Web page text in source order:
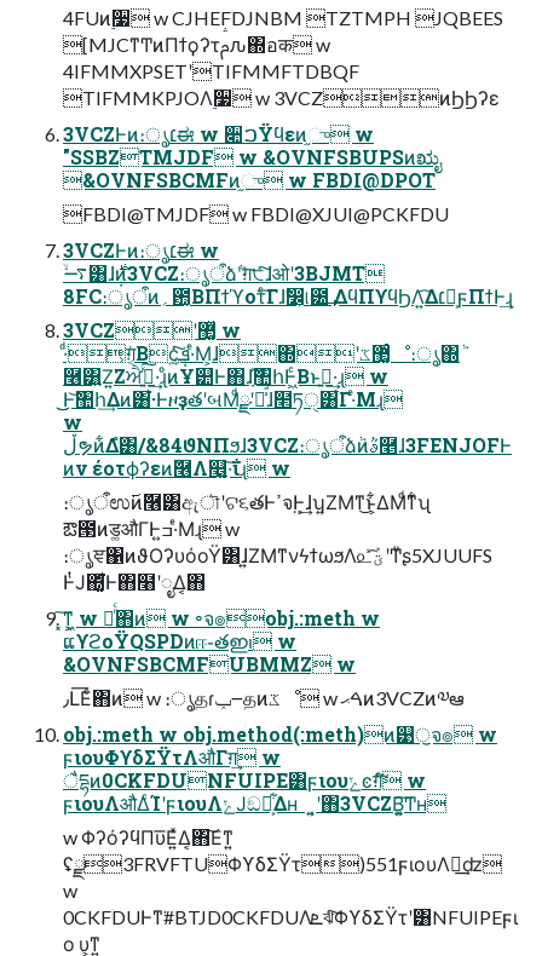
4FUͷ࣮૷ w CJHEFDJNBM TZTMPH JQBEES
[MJCͳͲͷΠϯϙʔτࢧԉ΍อक w
4IFMMXPSETʹTIFMMFTDBQF
TIFMMKPJOΛ࣮૷ w 3VCZͷϦϦʔε
3VCZͰͷ։ൃ׆ಈ w ૊ࠐΫϥεͷ֦ு w
"SSBZTMJDF w &OVNFSBUPSͷಋೖ
&OVNFSBCMFͷ֦ு w FBDI@DPOT
FBDI@TMJDF w FBDI@XJUI@PCKFDU
3VCZͰͷ։ൃ׆ಈ w
࠷ۙ͸ɺ݄࣍ͷ3VCZ։ൃऀձٞʹग़੮ͯ͠ɺओʹ3BJMT
8FC։ൃऀͷ؍఺͔ΒΠϯϓοτͨ͠Γɺࣗ෼͕୲౰͢ ΔϥΠϒϥϦΛ͍͡Δ׆ಈ͕ϝΠϯͰ͢ɻ
3VCZʹ޲͚ͯ w
·ͩ͕ग़͔ͯΒϲ݄͔͠ܦ͍ͬͯ·ͤΜ͕ɺ΍ʹ޲͚ͨػೳ։ൃ΍ٞ
࿦͸͍Ζ͍Ζਐߦ͍ͯ͠·͢ɻͦͷҰ୺Ͱ΋ɺָ͘͠͝঺հͰ͖ͨΒͱࢥ͍·͢ɻ w
͜͜Ͱ͝঺հ͢Δͷ͸͋͘·ͰዞҙతʹબΜͩྫʹա͗ͣɺ໢ཏੑ͸͋Γ·ͤΜɻ
w
ڵຯͷ͋Δํ͸/&84ϑΝΠϧɺ3VCZ։ൃऀձٞͷٞࣄ࿥ɺ3FENJOFͰ
ͷν έοτϕʔεͷٞ࿦Λ௥͍͔͚·͠ΐ͏ɻ w
։ൃऀಉ࢜ͷٞ࿦͸ඇৗʹଟ૬తͰߴจ຺Ͱ͕͢ɺʮ͍ΖΜͳ͜ͱ͕͋ΔΜͩͳ͋ʯ
ఔ౓ͷड͚औΓͰߏ͍·ͤΜɻ w
։ൃਞ΁ͷϑΟʔυόοΫ͸ɺ͍ΖΜͳνϟϯωϧΛ௨ͯ͡ؾܰʹͲ͏ͧʂ5XJUUFS
ͰͭͿ΍͚ͩ͘Ͱ΋໨ʹೖΔ͔΋
͓͠ͳ͕͖ w ೖͬͨ΋ͷ w ৽จ๏obj.:meth w
ແϒϩοΫQSPDͷஈ֊తഇࢭ w
&OVNFSBCMFUBMMZ w
٫Լ͞Εͨ΋ͷ w ։ൃதɾݕ౼தͷػೳ w ࠓޙͷ3VCZͷ༧ఆ
obj.:meth w obj.method(:meth)ͷ୹ॖจ๏ w
ϝιουΦϒδΣΫτΛऔΓग़͢ w
ैདྷͷ0CKFDUNFUIPE͸ϝιουݺͼग़ͩͬͨ͠ w
ϝιουΛऔΔͨΊʹϝιουΛݺͿඞཁ͕͋Δʜ ͍͔ʹ΋3VCZΒ͍͚͠Ͳʜ
w ΦʔόʔϥΠυ͞Ε͍ͯΔ͔΋͠Εͳ͍
ʢྫ3FRVFTUΦϒδΣΫτ)551ϝιουΛฦ͢ʣ
w
0CKFDUͰͳ͘#BTJD0CKFDUΛܧঝͨ͠ΦϒδΣΫτʹ͸NFUIPEϝι
ο υ͕ͳ͍